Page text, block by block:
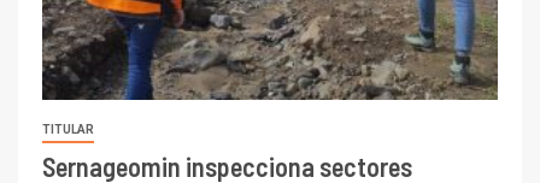
TITULAR
Sernageomin inspecciona sectores